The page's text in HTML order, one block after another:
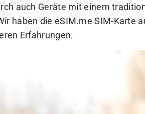
auch Geräte mit einem
haben die eSIM.me SIM-Karte
Erfahrungen.